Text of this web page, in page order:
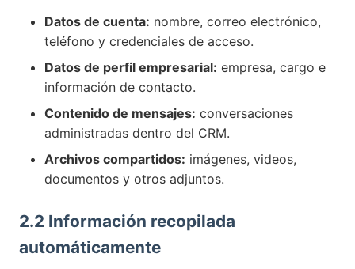
Datos de cuenta: nombre, correo electrónico,
teléfono y credenciales de acceso.
Datos de perfil empresarial: empresa, cargo e
información de contacto.
Contenido de mensajes: conversaciones
administradas dentro del CRM.
Archivos compartidos: imágenes, videos,
documentos y otros adjuntos.
2.2 Información recopilada
automáticamente